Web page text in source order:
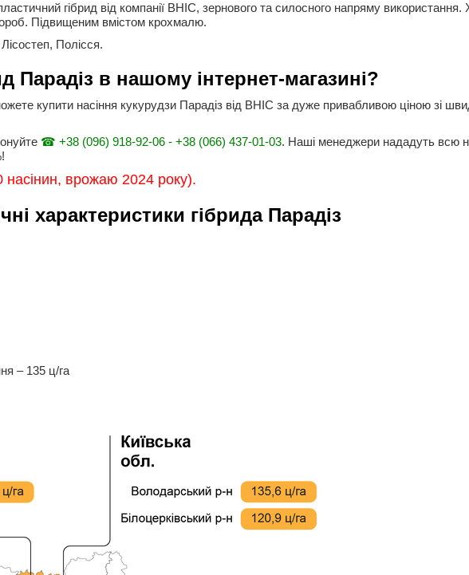
гібрид від компанії ВНІС, зернового та силосного напряму
Підвищеним вмістом крохмалю.
Полісся.
Парадіз в нашому інтернет-магазині?
купити насіння кукурудзи Парадіз від ВНІС за дуже привабливою ціною зі
☎ +38 (096) 918-92-06 - +38 (066) 437-01-03. Наші менеджери нададуть всю
насінин, врожаю 2024 року).
характеристики гібрида Парадіз
– 135 ц/га